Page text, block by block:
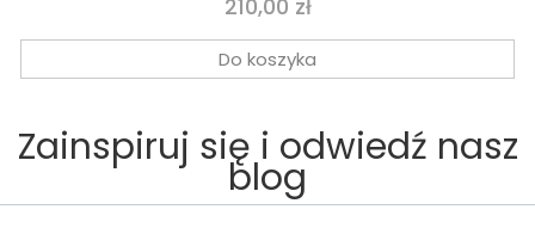
210,00 zł
Do koszyka
Zainspiruj się i odwiedź nasz
blog